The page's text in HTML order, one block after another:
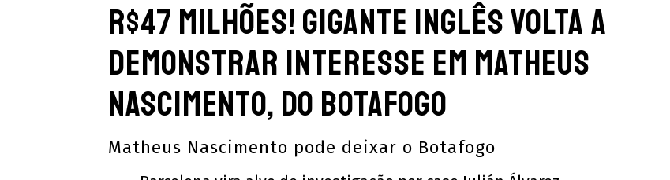
PREMIER LEAGUE
LIGA PORTUGUESA
CASAS DE APOSTAS
CÓDIGOS e OFERTAS
APPS
R$47 Milhões! Gigante inglês volta a
demonstrar interesse em Matheus
Nascimento, do Botafogo
Matheus Nascimento pode deixar o Botafogo